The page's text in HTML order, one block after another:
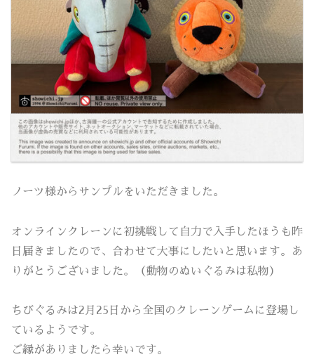
ノーツ様からサンプルをいただきました。
オンラインクレーンに初挑戦して自力で入手したほうも昨
日届きましたので、合わせて大事にしたいと思います。あ
りがとうございました。（動物のぬいぐるみは私物）
ちびぐるみは2月25日から全国のクレーンゲームに登場し
ているようです。
ご縁がありましたら幸いです。